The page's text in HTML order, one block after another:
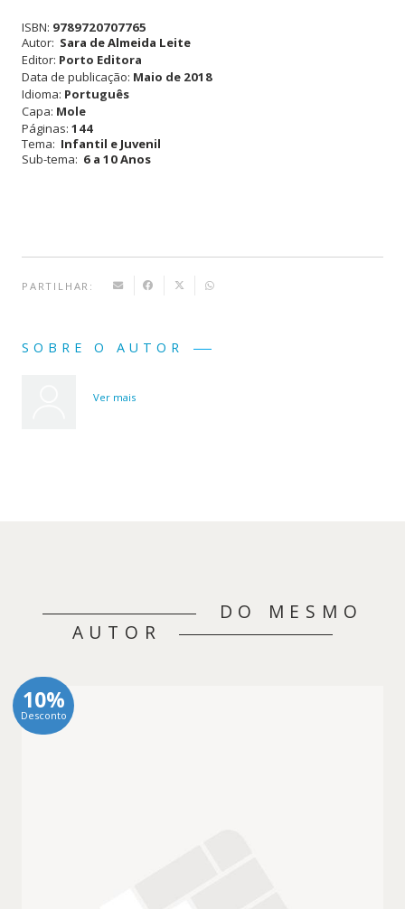
Inês
(#2) -
Adolescente
em
Apuros
ISBN: 9789720707765
Autor: Sara de Almeida Leite
Editor: Porto Editora
Data de publicação: Maio de 2018
Idioma: Português
Capa: Mole
Páginas: 144
Tema: Infantil e Juvenil
Sub-tema: 6 a 10 Anos
PARTILHAR:
SOBRE O AUTOR
Ver mais
DO MESMO
AUTOR
10%
Desconto